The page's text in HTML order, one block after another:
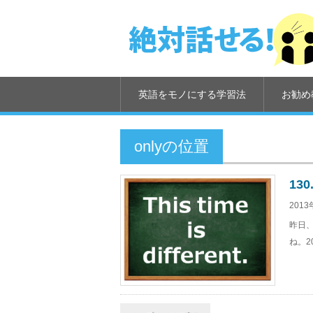
英語をモノにする学習法 お勧
onlyの位置
2013
昨日
ね。